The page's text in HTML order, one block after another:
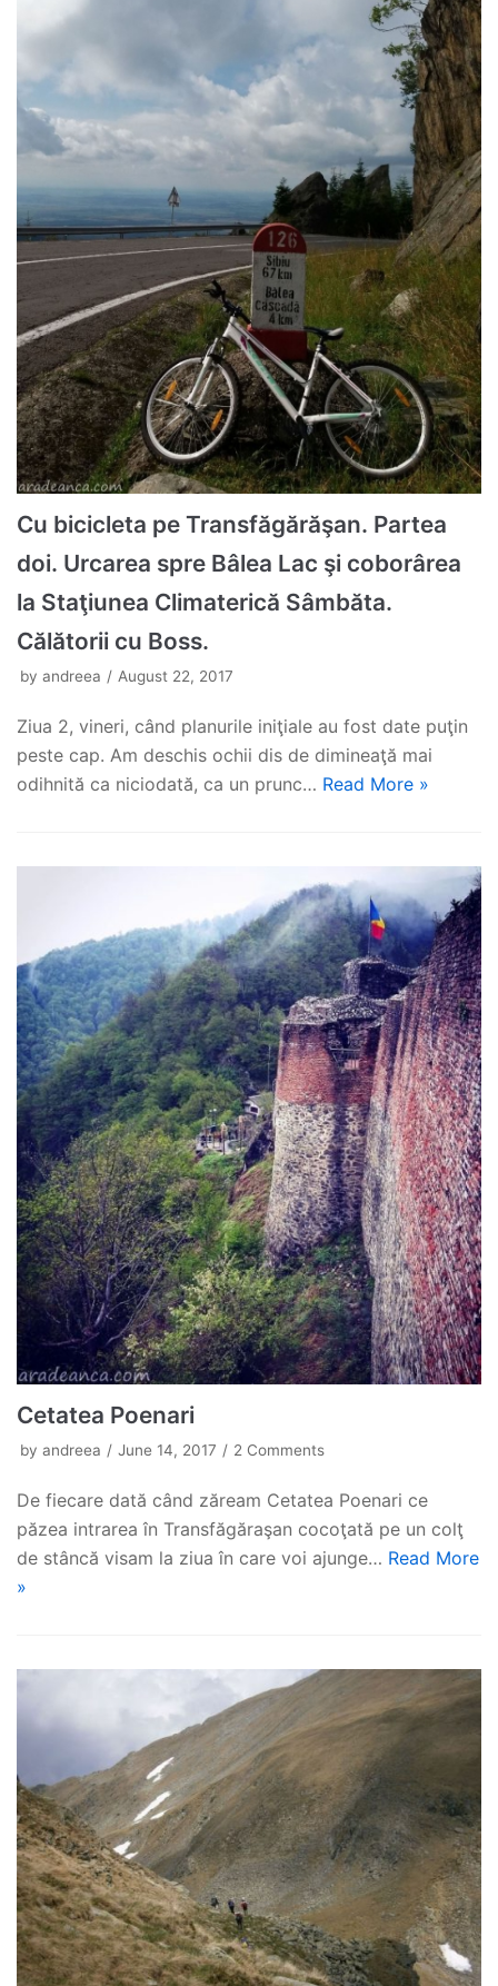
Cu bicicleta pe Transfăgărăşan. Partea
doi. Urcarea spre Bâlea Lac şi coborârea
la Staţiunea Climaterică Sâmbăta.
Călătorii cu Boss.
by andreea August 22, 2017
Ziua 2, vineri, când planurile iniţiale au fost date puţin
peste cap. Am deschis ochii dis de dimineaţă mai
odihnită ca niciodată, ca un prunc… Read More »
Cetatea Poenari
by andreea June 14, 2017 2 Comments
De fiecare dată când zăream Cetatea Poenari ce
păzea intrarea în Transfăgăraşan cocoţată pe un colţ
de stâncă visam la ziua în care voi ajunge… Read More
»